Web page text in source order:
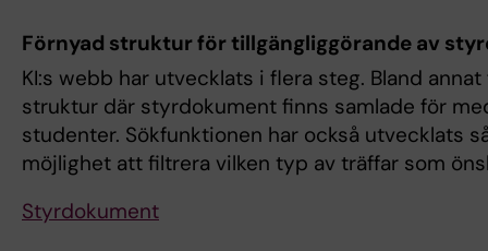
Förnyad struktur för tillgängliggörande av
KI:s webb har utvecklats i flera steg. Bland
struktur där styrdokument finns samlade för
studenter. Sökfunktionen har också utvecklats
möjlighet att filtrera vilken typ av träffar som
Styrdokument